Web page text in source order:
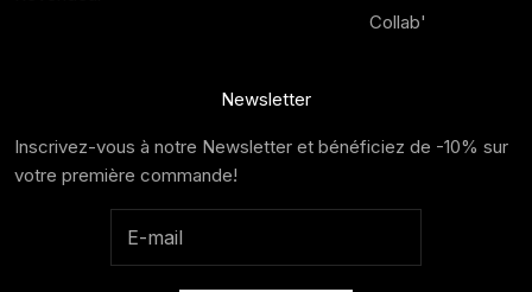
Collab'
Newsletter
Inscrivez-vous à notre Newsletter et bénéficiez de -10% sur
votre première commande!